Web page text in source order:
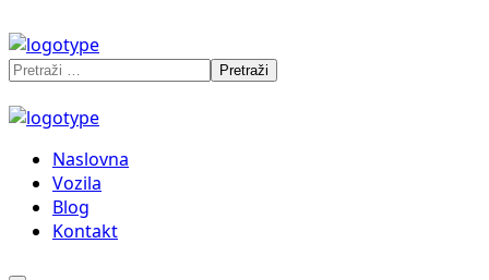
Naslovna
Vozila
Blog
Kontakt